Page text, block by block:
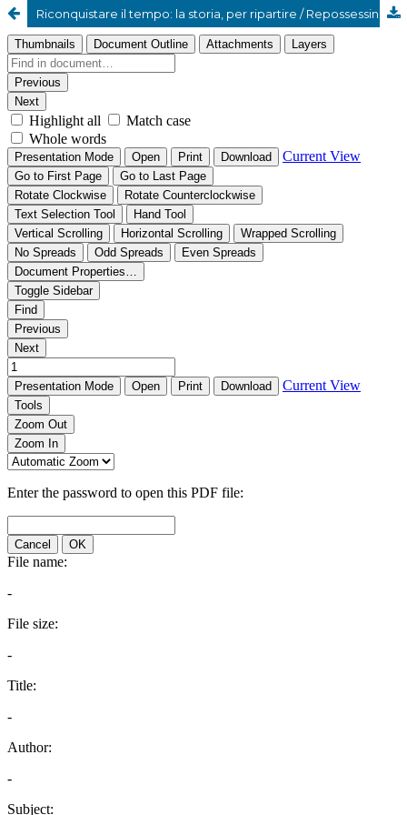
Riconquistare il tempo: la storia, per ripartire / Repossessing the time: the history, to start again